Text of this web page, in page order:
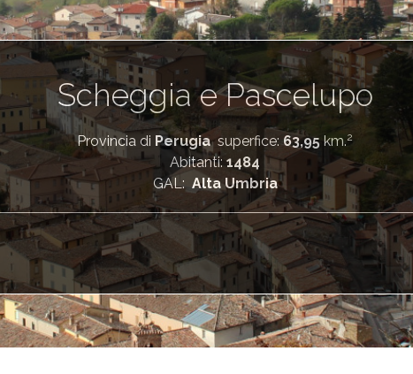
Scheggia e Pascelupo
Provincia di Perugiasuperfice: 63,95 km.2
Abitanti: 1484
GAL: Alta Umbria